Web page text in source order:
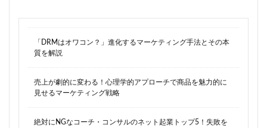
「DRMはオワコン？」進化するマーケティング手法とその本
質を解説
売上が劇的に変わる！心理学的アプローチで商品を魅力的に
見せるマーケティング戦略
絶対にNGなコーチ・コンサルのネット起業トップ5！失敗を